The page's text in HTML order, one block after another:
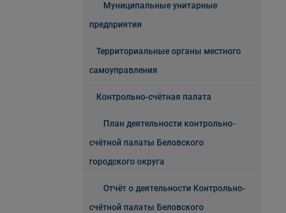
Муниципальные унитарные
предприятия
Территориальные органы местного
самоуправления
Контрольно-счётная палата
План деятельности контрольно-
счётной палаты Беловского
городского округа
Отчёт о деятельности Контрольно-
счётной палаты Беловского